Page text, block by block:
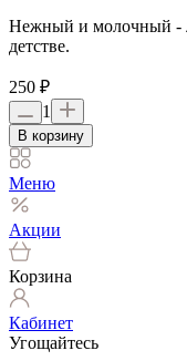
Нежный и молочный -
детстве.
250 ₽
1
В корзину
Меню
Акции
Корзина
Кабинет
Угощайтесь